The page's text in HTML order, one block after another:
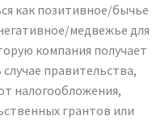
как позитивное/бычье
медвежье для
компания получает
правительства,
налогообложения,
грантов или